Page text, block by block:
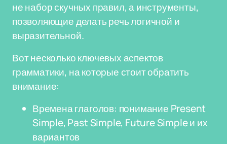
не набор скучных правил, а инструменты,
позволяющие делать речь логичной и
выразительной.
Вот несколько ключевых аспектов
грамматики, на которые стоит обратить
внимание:
Времена глаголов: понимание Present
Simple, Past Simple, Future Simple и их
вариантов